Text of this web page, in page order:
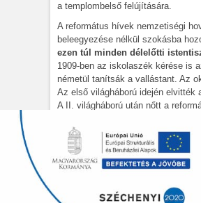
a templombelső felújítására.
A református hívek nemzetiségi
beleegyezése nélkül szokásba
ezen túl minden délelőtti
1909-ben az iskolaszék kérése is
németül tanítsák a vallástant. Az
Az első világháború idején elvitték
A II. világháború után nőtt a
A reformátusok
A helyi asztalos mesterek